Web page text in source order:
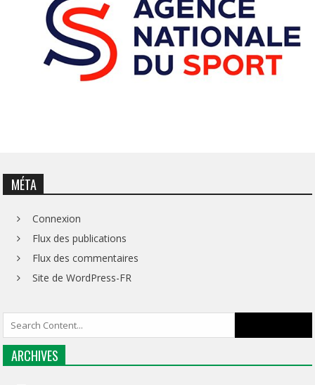
MÉTA
Connexion
Flux des publications
Flux des commentaires
Site de WordPress-FR
ARCHIVES